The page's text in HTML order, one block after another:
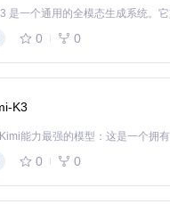
支持多种操作系统，如
：项目源码托管在GitHub上
确保已安装
中的步骤操作即可。
是一个强大且易于使用的工
来极大的便利。立即尝试吧，
0 0
K3
0 0